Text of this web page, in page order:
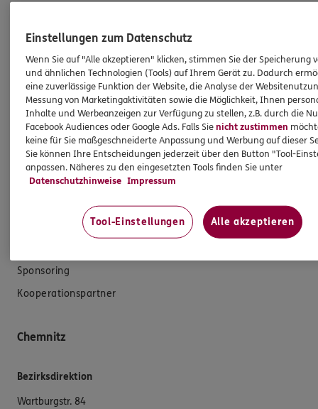
E-Mail schreiben
Schaden melden
Erstkontaktinformationen
EU-Offenlegungsvereinbarung
Datenverarbeitung
Das könnte Sie auch interessieren
Unsere Agentur
Sponsoring
Kooperationspartner
Chemnitz
Bezirksdirektion
Wartburgstr. 84
Einstellungen zum Datenschutz
Wenn Sie auf "Alle akzeptieren" klicken, stimmen Sie der Speicherung
und ähnlichen Technologien (Tools) auf Ihrem Gerät zu. Dadurch
eine zuverlässige Funktion der Website, die Analyse der
Messung von Marketingaktivitäten sowie die Möglichkeit, Ihnen
Inhalte und Werbeanzeigen zur Verfügung zu stellen, z.B. durch die
Facebook Audiences oder Google Ads. Falls Sienicht zustimmen
keine für Sie maßgeschneiderte Anpassung und Werbung auf dieser
Sie können Ihre Entscheidungen jederzeit über den Button "Tool-
anpassen. Näheres zu den eingesetzten Tools finden Sie unter
Datenschutzhinweise Impressum
Tool-Einstellungen Alle akzeptieren